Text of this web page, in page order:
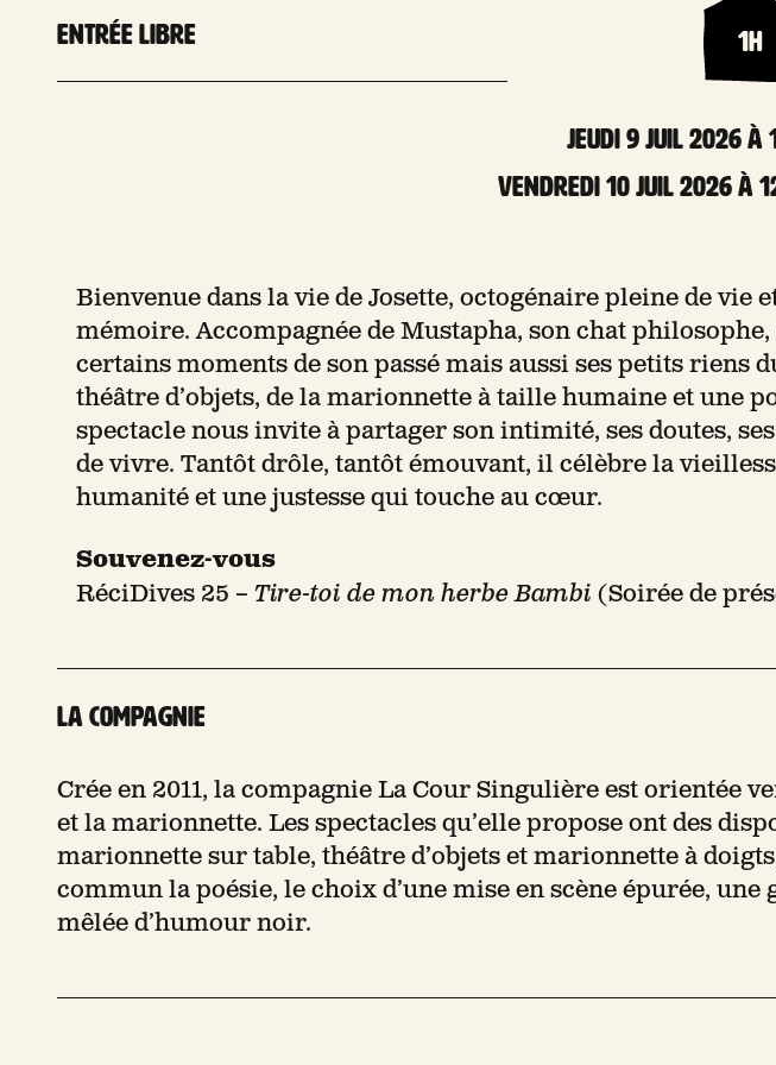
Entrée libre 1h
jeudi 9 Juil 2026
vendredi 10 Juil 2026 à
Bienvenue dans la vie de Josette, octogénaire pleine de vie
mémoire. Accompagnée de Mustapha, son chat
certains moments de son passé mais aussi ses petits riens
théâtre d’objets, de la marionnette à taille humaine et une
spectacle nous invite à partager son intimité, ses doutes,
de vivre. Tantôt drôle, tantôt émouvant, il célèbre la
humanité et une justesse qui touche au cœur.
Souvenez-vous
RéciDives 25 – Tire-toi de mon herbe Bambi (Soirée de
La compagnie
Crée en 2011, la compagnie La Cour Singulière est orientée
et la marionnette. Les spectacles qu’elle propose ont des
marionnette sur table, théâtre d’objets et marionnette à
commun la poésie, le choix d’une mise en scène épurée, une
mêlée d’humour noir.